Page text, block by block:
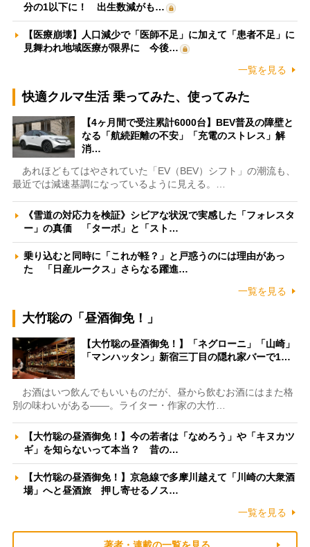
分の1以下に！ 出生数減がも…
【医療崩壊】人口減少で「医師不足」に加えて「患者不足」に
見舞われ地域医療が限界に 今後…
一覧を見る
快適クルマ生活 乗ってみた、使ってみた
【4ヶ月間で受注累計6000台】BEV普及の障壁と
なる「航続距離の不安」「充電のストレス」解
消…
あれほどもてはやされていた「EV（BEV）シフト」の潮流も、
最近では減速基調になっているように見える。…
《雪道の対応力を検証》シビアな状況で実感した「フォレスタ
ー」の真価 「ターボ」と「スト…
乗り込むと同時に「これが軽？」と戸惑うのには理由があっ
た 「日産ルークス」さらなる躍進…
一覧を見る
大竹聡の「昼酒御免！」
【大竹聡の昼酒御免！】「ネグローニ」「山崎」
「マンハッタン」新宿三丁目の隠れ家バーで1…
お酒はいつ飲んでもいいものだが、昼から飲むお酒にはまた格
別の味わいがある――。ライター・作家の大竹…
【大竹聡の昼酒御免！】今の若者は「なめろう」や「キヌカツ
ギ」を知らないって本当？ 昔の…
【大竹聡の昼酒御免！】京急線で多摩川越えて「川崎の大衆酒
場」へと昼酒旅 押し寄せるノス…
一覧を見る